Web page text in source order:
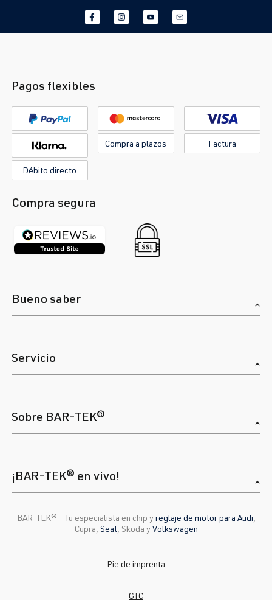
Pagos flexibles
Compra a plazos Factura
Débito directo
Compra segura
Bueno saber
Servicio
Sobre BAR-TEK®
¡BAR-TEK® en vivo!
BAR-TEK®️ - Tu especialista en chip yreglaje de motor para Audi
Cupra, Seat, Skoda yVolkswagen
Pie de imprenta
GTC